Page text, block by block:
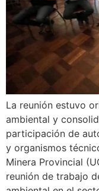
La reunión estuvo
ambiental y
participación de
y organismos
Minera Provincial
reunión de trabajo